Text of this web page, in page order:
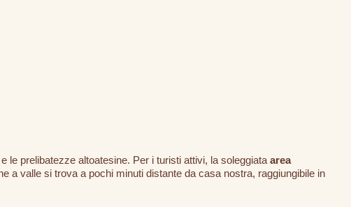
le prelibatezze altoatesine. Per i turisti attivi, la soleggiata area
valle si trova a pochi minuti distante da casa nostra, raggiungibile in